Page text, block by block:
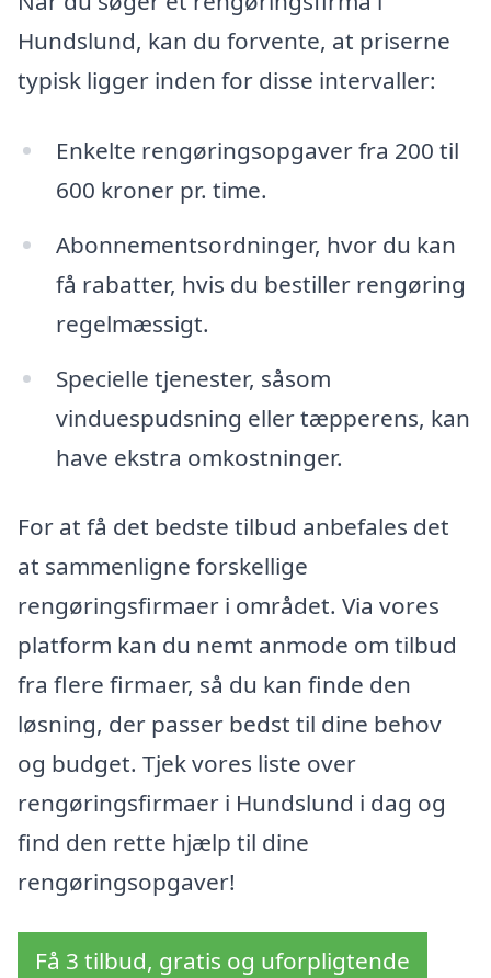
Hundslund, kan du forvente, at priserne
typisk ligger inden for disse intervaller:
Enkelte rengøringsopgaver fra 200 til
600 kroner pr. time.
Abonnementsordninger, hvor du kan
få rabatter, hvis du bestiller rengøring
regelmæssigt.
Specielle tjenester, såsom
vinduespudsning eller tæpperens, kan
have ekstra omkostninger.
For at få det bedste tilbud anbefales det
at sammenligne forskellige
rengøringsfirmaer i området. Via vores
platform kan du nemt anmode om tilbud
fra flere firmaer, så du kan finde den
løsning, der passer bedst til dine behov
og budget. Tjek vores liste over
rengøringsfirmaer i Hundslund i dag og
find den rette hjælp til dine
rengøringsopgaver!
Få 3 tilbud, gratis og uforpligtende